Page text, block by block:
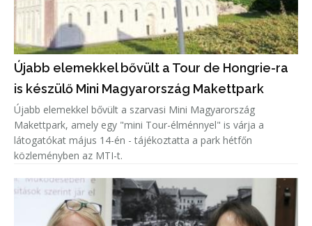
Újabb elemekkel bővült a Tour de Hongrie-ra
is készülő Mini Magyarország Makettpark
Újabb elemekkel bővült a szarvasi Mini Magyarország
Makettpark, amely egy "mini Tour-élménnyel" is várja a
látogatókat május 14-én - tájékoztatta a park hétfőn
közleményben az MTI-t.